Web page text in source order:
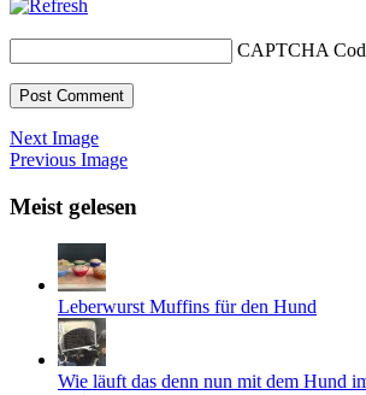
CAPTCHA
Next Image
Previous Image
Meist gelesen
Leberwurst Muffins für den Hund
Wie läuft das denn nun mit dem Hund